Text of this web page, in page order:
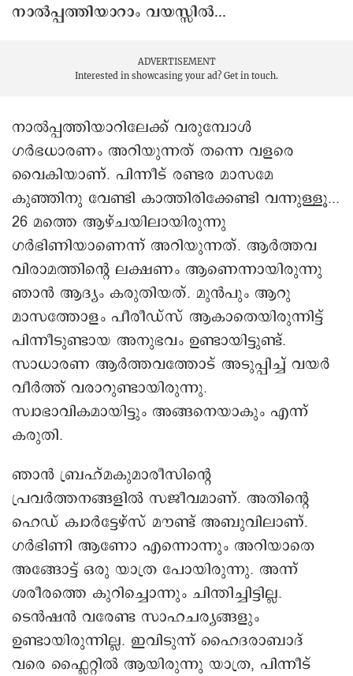
നാല്‍പ്പത്തിയാറാം വയസ്സില്‍...
ADVERTISEMENT
Interested in showcasing your ad? Get in touch.
നാല്‍പ്പത്തിയാറിലേക്ക് വരുമ്പോള്‍
ഗര്‍ഭധാരണം അറിയുന്നത് തന്നെ വളരെ
വൈകിയാണ്. പിന്നീട് രണ്ടര മാസമേ
കുഞ്ഞിനു വേണ്ടി കാത്തിരിക്കേണ്ടി വന്നുള്ളൂ...
26 മത്തെ ആഴ്ചയിലായിരുന്നു
ഗര്‍ഭിണിയാണെന്ന് അറിയുന്നത്. ആര്‍ത്തവ
വിരാമത്തിന്റെ ലക്ഷണം ആണെന്നായിരുന്നു
ഞാന്‍ ആദ്യം കരുതിയത്. മുന്‍പും ആറു
മാസത്തോളം പീരീഡ്സ് ആകാതെയിരുന്നിട്ട്
പിന്നീടുണ്ടായ അനുഭവം ഉണ്ടായിട്ടുണ്ട്.
സാധാരണ ആര്‍ത്തവത്തോട് അടുപ്പിച്ച് വയര്‍
വീര്‍ത്ത് വരാറുണ്ടായിരുന്നു.
സ്വാഭാവികമായിട്ടും അങ്ങനെയാകും എന്ന്
കരുതി.
ഞാന്‍ ബ്രഹ്മകുമാരീസിന്റെ
പ്രവര്‍ത്തനങ്ങളില്‍ സജീവമാണ്. അതിന്റെ
ഹെഡ് ക്വാര്‍ട്ടേഴ്സ് മൗണ്ട് അബുവിലാണ്.
ഗര്‍ഭിണി ആണോ എന്നൊന്നും അറിയാതെ
അങ്ങോട്ട് ഒരു യാത്ര പോയിരുന്നു. അന്ന്
ശരീരത്തെ കുറിച്ചൊന്നും ചിന്തിച്ചിട്ടില്ല.
ടെന്‍ഷന്‍ വരേണ്ട സാഹചര്യങ്ങളും
ഉണ്ടായിരുന്നില്ല. ഇവിടുന്ന് ഹൈദരാബാദ്
വരെ ഫ്ലൈറ്റില്‍ ആയിരുന്നു യാത്ര, പിന്നീട്